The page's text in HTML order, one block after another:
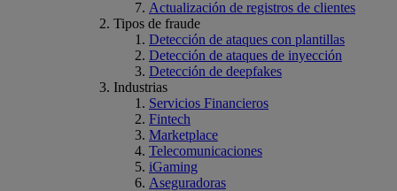
Actualización de registros de clientes
Tipos de fraude
Detección de ataques con plantillas
Detección de ataques de inyección
Detección de deepfakes
Industrias
Servicios Financieros
Fintech
Marketplace
Telecomunicaciones
iGaming
Aseguradoras